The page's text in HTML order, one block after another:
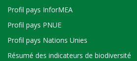
Profil pays InforMEA
Profil pays PNUE
Profil pays Nations Unies
Résumé des indicateurs de biodiversité